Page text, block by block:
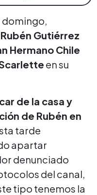
domingo,
Rubén Gutiérrez
Hermano Chile
en su
de la casa y
de Rubén en
tarde
apartar
denunciado
del canal,
tipo tenemos la